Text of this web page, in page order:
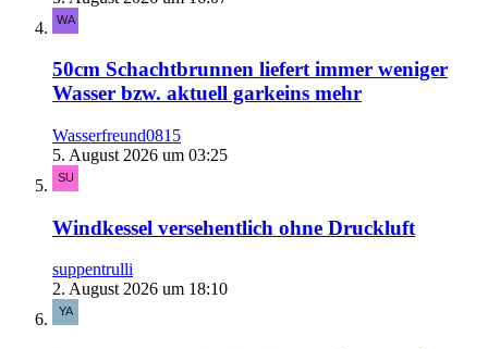
50cm Schachtbrunnen liefert immer weniger
Wasser bzw. aktuell garkeins mehr
Wasserfreund0815
5. August 2026 um 03:25
Windkessel versehentlich ohne Druckluft
suppentrulli
2. August 2026 um 18:10